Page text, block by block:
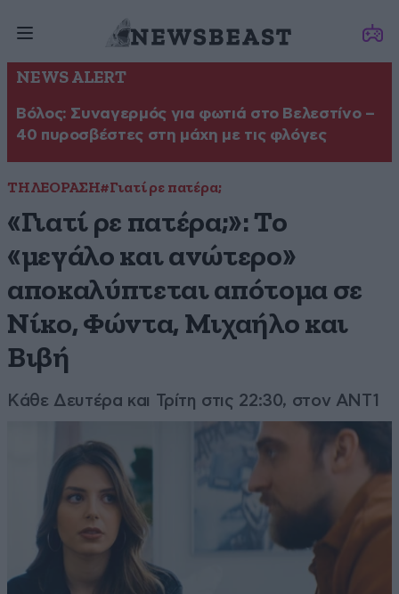
NEWS ALERT
Βόλος: Συναγερμός για φωτιά στο Βελεστίνο –
40 πυροσβέστες στη μάχη με τις φλόγες
ΤΗΛΕΟΡΑΣΗ#Γιατί ρε πατέρα;
«Γιατί ρε πατέρα;»: Το
«μεγάλο και ανώτερο»
αποκαλύπτεται απότομα σε
Νίκο, Φώντα, Μιχαήλο και
Βιβή
Kάθε Δευτέρα και Τρίτη στις 22:30, στον ANT1